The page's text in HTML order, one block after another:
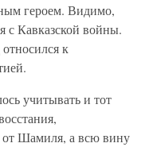
героем. Видимо,
с Кавказской войны.
к
учитывать и тот
от Шамиля, а всю вину